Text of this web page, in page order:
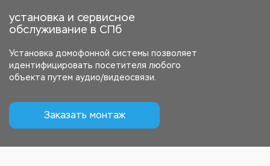
установка и сервисное
обслуживание в СПб
Установка домофонной системы позволяет
идентифицировать посетителя любого
объекта путем аудио/видеосвязи.
Заказать монтаж